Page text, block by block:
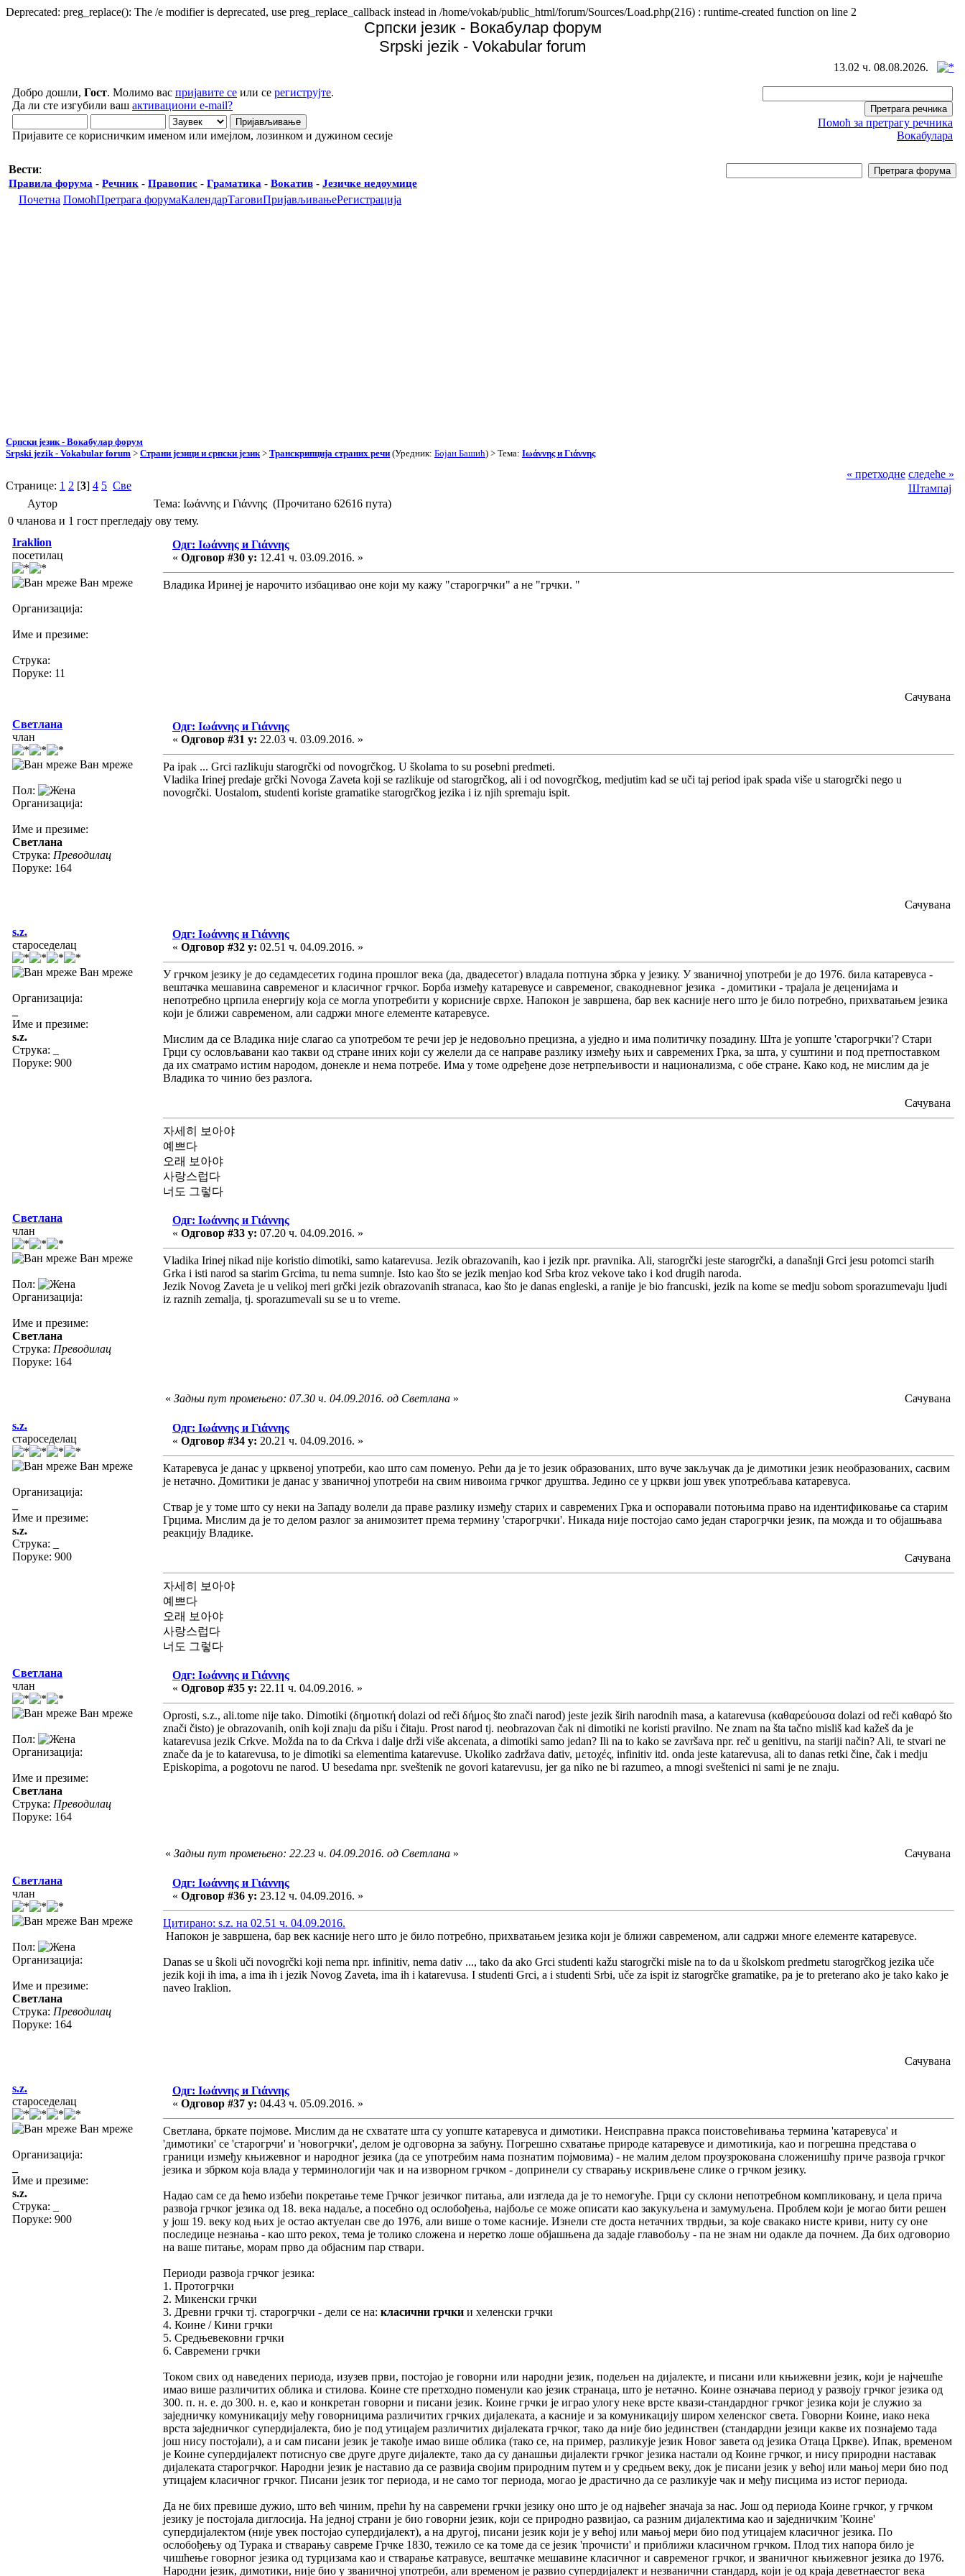
Deprecated: preg_replace(): The /e modifier is deprecated, use preg_replace_callback instead in /home/vokab/public_html/forum/Sources/Load.php(216) : runtime-created function on line 2
Српски језик - Вокабулар форум
Srpski jezik - Vokabular forum
13.02 ч. 08.08.2026.
Добро дошли, Гост. Молимо вас пријавите се или се региструјте.
Да ли сте изгубили ваш активациони e-mail?
Пријавите се корисничким именом или имејлом, лозинком и дужином сесије
Помоћ за претрагу речника
Вокабулара
Вести:
Правила форума - Речник - Правопис - Граматика - Вокатив - Језичке недоумице
Почетна ПомоћПретрага форумаКалендарТаговиПријављивањеРегистрација
Српски језик - Вокабулар форум
Srpski jezik - Vokabular forum > Страни језици и српски језик > Транскрипција страних речи (Уредник: Бојан Башић) > Тема: Ιωάννης и Γιάννης
Странице: 1 2 [3] 4 5 Све
« претходне следеће »
Штампај
Аутор
Тема: Ιωάννης и Γιάννης (Прочитано 62616 пута)
0 чланова и 1 гост прегледају ову тему.
Iraklion
посетилац
Ван мреже
Организација:
Име и презиме:
Струка:
Поруке: 11
Одг: Ιωάννης и Γιάννης
« Одговор #30 у: 12.41 ч. 03.09.2016. »
Владика Иринеј је нарочито избацивао оне који му кажу "старогрчки" а не "грчки. "
Сачувана
Светлана
члан
Ван мреже
Пол:
Организација:
Име и презиме:
Светлана
Струка: Преводилац
Поруке: 164
Одг: Ιωάννης и Γιάννης
« Одговор #31 у: 22.03 ч. 03.09.2016. »
Pa ipak ... Grci razlikuju starogrčki od novogrčkog. U školama to su posebni predmeti.
Vladika Irinej predaje grčki Novoga Zaveta koji se razlikuje od starogrčkog, ali i od novogrčkog, medjutim kad se uči taj period ipak spada više u starogrčki nego u
novogrčki. Uostalom, studenti koriste gramatike starogrčkog jezika i iz njih spremaju ispit.
Сачувана
s.z.
староседелац
Ван мреже
Организација:
Име и презиме:
s.z.
Струка:
Поруке: 900
Одг: Ιωάννης и Γιάννης
« Одговор #32 у: 02.51 ч. 04.09.2016. »
У грчком језику је до седамдесетих година прошлог века (да, двадесетог) владала потпуна збрка у језику. У званичној употреби је до 1976. била катаревуса -
вештачка мешавина савременог и класичног грчког. Борба између катаревусе и савременог, свакодневног језика - домитики - трајала је деценијама и
непотребно црпила енергију која се могла употребити у корисније сврхе. Напокон је завршена, бар век касније него што је било потребно, прихватањем језика
који је ближи савременом, али садржи многе елементе катаревусе.
Мислим да се Владика није слагао са употребом те речи јер је недовољно прецизна, а уједно и има политичку позадину. Шта је уопште 'старогрчки'? Стари
Грци су ословљавани као такви од стране иних који су желели да се направе разлику између њих и савремених Грка, за шта, у суштини и под претпоставком
да их сматрамо истим народом, донекле и нема потребе. Има у томе одређене дозе нетрпељивости и национализма, с обе стране. Како код, не мислим да је
Владика то чинио без разлога.
Сачувана
자세히 보아야
예쁘다
오래 보아야
사랑스럽다
너도 그렇다
Светлана
члан
Ван мреже
Пол:
Организација:
Име и презиме:
Светлана
Струка: Преводилац
Поруке: 164
Одг: Ιωάννης и Γιάννης
« Одговор #33 у: 07.20 ч. 04.09.2016. »
Vladika Irinej nikad nije koristio dimotiki, samo katarevusa. Jezik obrazovanih, kao i jezik npr. pravnika. Ali, starogrčki jeste starogrčki, a današnji Grci jesu potomci starih
Grka i isti narod sa starim Grcima, tu nema sumnje. Isto kao što se jezik menjao kod Srba kroz vekove tako i kod drugih naroda.
Jezik Novog Zaveta je u velikoj meri grčki jezik obrazovanih stranaca, kao što je danas engleski, a ranije je bio francuski, jezik na kome se medju sobom sporazumevaju ljudi
iz raznih zemalja, tj. sporazumevali su se u to vreme.
« Задњи пут промењено: 07.30 ч. 04.09.2016. од Светлана » Сачувана
s.z.
староседелац
Ван мреже
Организација:
Име и презиме:
s.z.
Струка:
Поруке: 900
Одг: Ιωάννης и Γιάννης
« Одговор #34 у: 20.21 ч. 04.09.2016. »
Катаревуса је данас у црквеној употреби, као што сам поменуо. Рећи да је то језик образованих, што вуче закључак да је димотики језик необразованих, сасвим
је нетачно. Домитики је данас у званичној употреби на свим нивоима грчког друштва. Једино се у цркви још увек употребљава катаревуса.
Ствар је у томе што су неки на Западу волели да праве разлику између старих и савремених Грка и оспоравали потоњима право на идентификовање са старим
Грцима. Мислим да је то делом разлог за анимозитет према термину 'старогрчки'. Никада није постојао само један старогрчки језик, па можда и то објашњава
реакцију Владике.
Сачувана
자세히 보아야
예쁘다
오래 보아야
사랑스럽다
너도 그렇다
Светлана
члан
Ван мреже
Пол:
Организација:
Име и презиме:
Светлана
Струка: Преводилац
Поруке: 164
Одг: Ιωάννης и Γιάννης
« Одговор #35 у: 22.11 ч. 04.09.2016. »
Oprosti, s.z., ali.tome nije tako. Dimotiki (δημοτική dolazi od reči δήμος što znači narod) jeste jezik širih narodnih masa, a katarevusa (καθαρεύουσα dolazi od reči καθαρό što
znači čisto) je obrazovanih, onih koji znaju da pišu i čitaju. Prost narod tj. neobrazovan čak ni dimotiki ne koristi pravilno. Ne znam na šta tačno misliš kad kažeš da je
katarevusa jezik Crkve. Možda na to da Crkva i dalje drži više akcenata, a dimotiki samo jedan? Ili na to kako se završava npr. reč u genitivu, na stariji način? Ali, te stvari ne
znače da je to katarevusa, to je dimotiki sa elementima katarevuse. Ukoliko zadržava dativ, μετοχές, infinitiv itd. onda jeste katarevusa, ali to danas retki čine, čak i medju
Episkopima, a pogotovu ne narod. U besedama npr. sveštenik ne govori katarevusu, jer ga niko ne bi razumeo, a mnogi sveštenici ni sami je ne znaju.
« Задњи пут промењено: 22.23 ч. 04.09.2016. од Светлана » Сачувана
Светлана
члан
Ван мреже
Пол:
Организација:
Име и презиме:
Светлана
Струка: Преводилац
Поруке: 164
Одг: Ιωάννης и Γιάννης
« Одговор #36 у: 23.12 ч. 04.09.2016. »
Цитирано: s.z. на 02.51 ч. 04.09.2016.
Напокон је завршена, бар век касније него што је било потребно, прихватањем језика који је ближи савременом, али садржи многе елементе катаревусе.
Danas se u ŝkoli uči novogrčki koji nema npr. infinitiv, nema dativ ..., tako da ako Grci studenti kažu starogrčki misle na to da u školskom predmetu starogrčkog jezika uče
jezik koji ih ima, a ima ih i jezik Novog Zaveta, ima ih i katarevusa. I studenti Grci, a i studenti Srbi, uče za ispit iz starogrčke gramatike, pa je to preterano ako je tako kako je
naveo Iraklion.
Сачувана
s.z.
староседелац
Ван мреже
Организација:
Име и презиме:
s.z.
Струка:
Поруке: 900
Одг: Ιωάννης и Γιάννης
« Одговор #37 у: 04.43 ч. 05.09.2016. »
Светлана, бркате појмове. Мислим да не схватате шта су уопште катаревуса и димотики. Неисправна пракса поистовећивања термина 'катаревуса' и
'димотики' се 'старогрчи' и 'новогрчки', делом је одговорна за забуну. Погрешно схватање природе катаревусе и димотикија, као и погрешна представа о
граници између књижевног и народног језика (да се употребим нама познатим појмовима) - не малим делом проузрокована сложенишћу приче развоја грчког
језика и збрком која влада у терминологији чак и на изворном грчком - допринели су стварању искривљене слике о грчком језику.
Надао сам се да ћемо избећи покретање теме Грчког језичког питања, али изгледа да је то немогуће. Грци су склони непотребном компликовану, и цела прича
развоја грчког језика од 18. века надаље, а посебно од ослобођења, најбоље се може описати као закукуљена и замумуљена. Проблем који је могао бити решен
у још 19. веку код њих је остао актуелан све до 1976, али више о томе касније. Изнели сте доста нетачних тврдњи, за које свакако нисте криви, ниту су оне
последице незнања - као што рекох, тема је толико сложена и неретко лоше објашњена да задаје главобољу - па не знам ни одакле да почнем. Да бих одговорио
на ваше питање, морам прво да објасним пар ствари.
Периоди развоја грчког језика:
1. Протогрчки
2. Микенски грчки
3. Древни грчки тј. старогрчки - дели се на: класични грчки и хеленски грчки
4. Коине / Кини грчки
5. Средњевековни грчки
6. Савремени грчки
Током свих од наведених периода, изузев први, постојао је говорни или народни језик, подељен на дијалекте, и писани или књижевни језик, који је најчешће
имао више различитих облика и стилова. Коине сте претходно поменули као језик странаца, што је нетачно. Коине означава период у развоју грчког језика од
300. п. н. е. до 300. н. е, као и конкретан говорни и писани језик. Коине грчки је играо улогу неке врсте квази-стандардног грчког језика који је служио за
заједничку комуникацију међу говорницима различитих грчких дијалеката, а касније и за комуникацију широм хеленског света. Говорни Коине, иако нека
врста заједничког супердијалекта, био је под утицајем различитих дијалеката грчког, тако да није био јединствен (стандардни језици какве их познајемо тада
још нису постојали), а и сам писани језик је такође имао више облика (тако се, на пример, разликује језик Новог завета од језика Отаца Цркве). Ипак, временом
је Коине супердијалект потиснуо све друге друге дијалекте, тако да су данашњи дијалекти грчког језика настали од Коине грчког, и нису природни наставак
дијалеката старогрчког. Народни језик је наставио да се развија својим природним путем и у средњем веку, док је писани језик у већој или мањој мери био под
утицајем класичног грчког. Писани језик тог периода, и не само тог периода, могао је драстично да се разликује чак и међу писцима из истог периода.
Да не бих превише дужио, што већ чиним, прећи ћу на савремени грчки језику оно што је од највећег значаја за нас. Још од периода Коине грчког, у грчком
језику је постојала диглосија. На једној страни је био говорни језик, који се природно развијао, са разним дијалектима као и заједничким 'Коине'
супердијалектом (није увек постојао супердијалект), а на другој, писани језик који је у већој или мањој мери био под утицајем класичног језика. По
ослобођењу од Турака и стварању савреме Грчке 1830, тежило се ка томе да се језик 'прочисти' и приближи класичном грчком. Плод тих напора било је
чишћење говорног језика од турцизама као и стварање катравусе, вештачке мешавине класичног и савременог грчког, и званичног књижевног језика до 1976.
Народни језик, димотики, није био у званичној употреби, али временом је развио супердијалект и незванични стандард, који је од краја деветнаестог века